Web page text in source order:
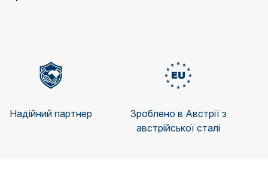
Надійний партнер
Зроблено в Австрії з
австрійської сталі